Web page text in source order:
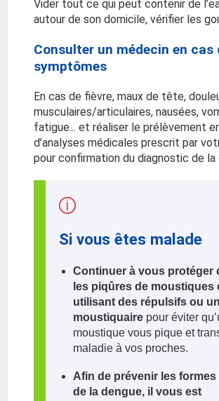
Vider tout ce qui peut contenir de
autour de son domicile, vérifier les
Consulter un médecin en cas
symptômes
En cas de fièvre, maux de tête,
musculaires/articulaires, nausées,
fatigue... et réaliser le prélèvement
d’analyses médicales prescrit par
pour confirmation du diagnostic de la
Si vous êtes malade
Continuer à vous protéger
les piqûres de moustiques
utilisant des répulsifs ou
moustiquaire pour éviter
moustique vous pique et
maladie à vos proches.
Afin de prévenir les formes
de la dengue, il vous est